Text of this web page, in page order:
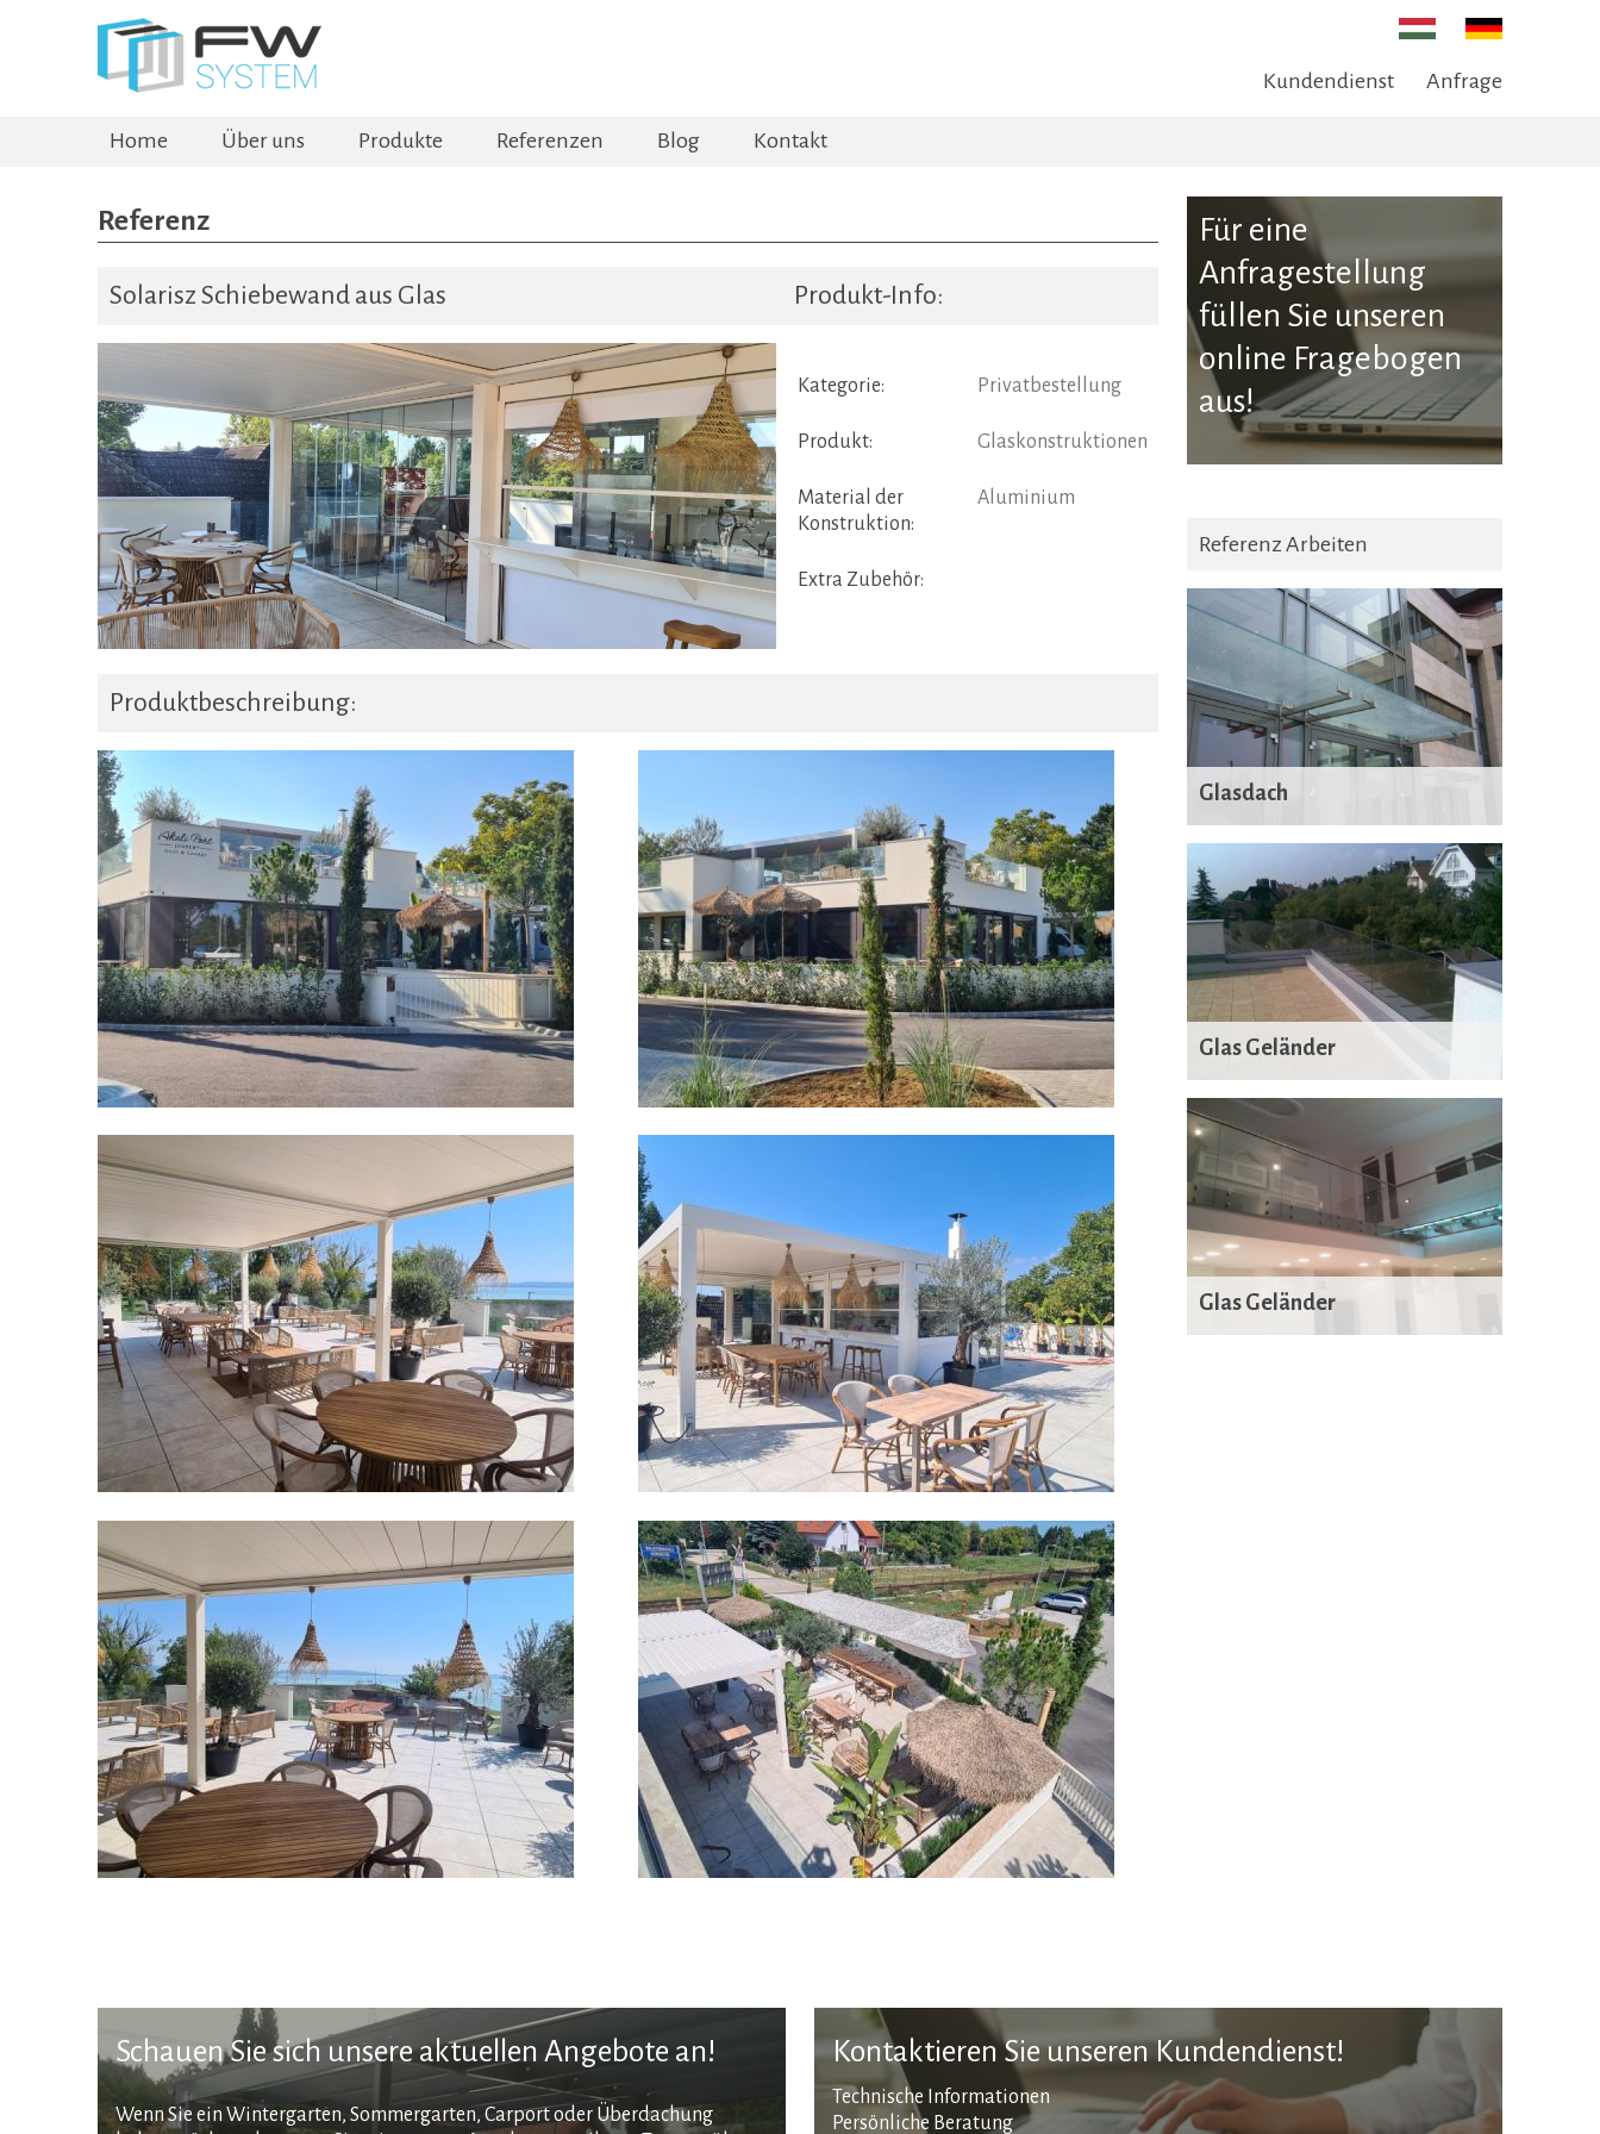
Kundendienst Anfrage
Home Über uns Produkte Referenzen Blog Kontakt
Referenz
Solarisz Schiebewand aus Glas Produkt-Info:
Kategorie: Privatbestellung
Produkt: Glaskonstruktionen
Material der
Konstruktion:
Aluminium
Extra Zubehör:
Produktbeschreibung:
Für eine
Anfragestellung
füllen Sie unseren
online Fragebogen
aus!
Referenz Arbeiten
Glasdach
Glas Geländer
Glas Geländer
Schauen Sie sich unsere aktuellen Angebote an!
Wenn Sie ein Wintergarten, Sommergarten, Carport oder Überdachung
Kontaktieren Sie unseren Kundendienst!
Technische Informationen
Persönliche Beratung